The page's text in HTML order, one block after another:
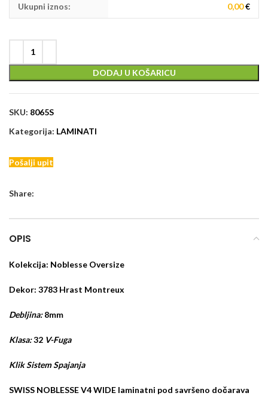
Ukupni iznos: 0,00€
DODAJ U KOŠARICU
SKU: 8065S
Kategorija: LAMINATI
Pošalji upit
Share:
OPIS
Kolekcija: Noblesse Oversize
Dekor: 3783 Hrast Montreux
Debljina:8mm
Klasa:32 V-Fuga
Klik Sistem Spajanja
SWISS NOBLESSE V4 WIDE laminatni pod savršeno dočarava